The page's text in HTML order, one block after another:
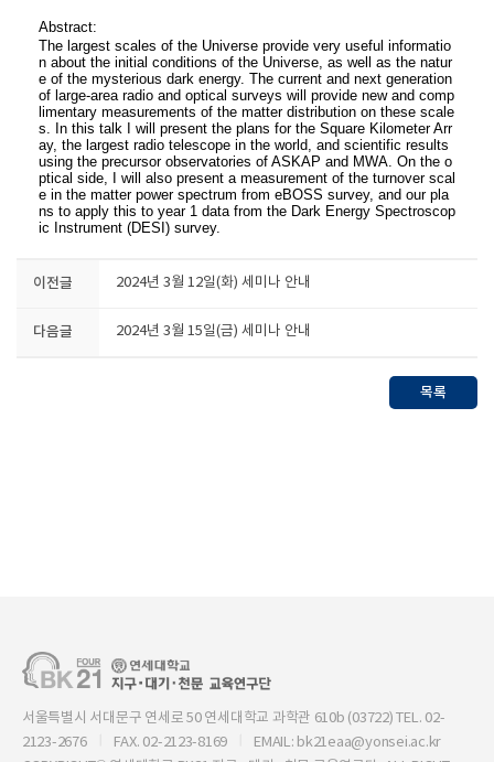
Abstract:
The largest scales of the Universe provide very useful informatio
n about the initial conditions of the Universe, as well as the natur
e of the mysterious dark energy. The current and next generation
of large-area radio and optical surveys will provide new and comp
limentary measurements of the matter distribution on these scale
s. In this talk I will present the plans for the Square Kilometer Arr
ay, the largest radio telescope in the world, and scientific results
using the precursor observatories of ASKAP and MWA. On the o
ptical side, I will also present a measurement of the turnover scal
e in the matter power spectrum from eBOSS survey, and our pla
ns to apply this to year 1 data from the Dark Energy Spectroscop
ic Instrument (DESI) survey.
이전글 2024년 3월 12일(화) 세미나 안내
다음글 2024년 3월 15일(금) 세미나 안내
목록
서울특별시 서대문구 연세로 50 연세대학교 과학관 610b (03722) TEL. 02-
2123-2676
FAX. 02-2123-8169
EMAIL: bk21eaa@yonsei.ac.kr